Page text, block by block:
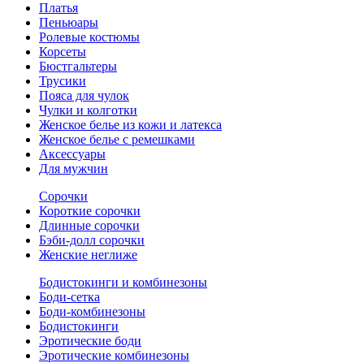
Платья
Пеньюары
Ролевые костюмы
Корсеты
Бюстгальтеры
Трусики
Пояса для чулок
Чулки и колготки
Женское белье из кожи и латекса
Женское белье с ремешками
Аксессуары
Для мужчин
Сорочки
Короткие сорочки
Длинные сорочки
Бэби-долл сорочки
Женские неглиже
Бодистокинги и комбинезоны
Боди-сетка
Боди-комбинезоны
Бодистокинги
Эротические боди
Эротические комбинезоны